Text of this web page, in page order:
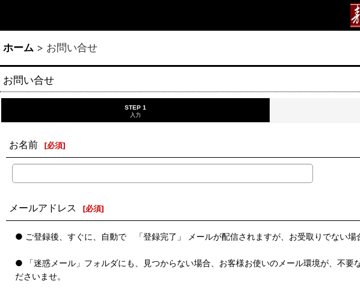
ホーム > お問い合せ
お問い合せ
STEP 1
入力
お名前 [必須]
メールアドレス [必須]
● ご登録後、すぐに、自動で 「登録完了」 メールが配信されますが、お受取りでない
● 「迷惑メール」フォルダにも、見つからない場合、お客様お使いのメール環境が、
ださいませ。